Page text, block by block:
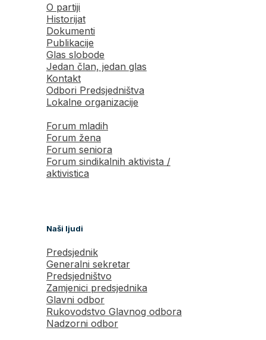
O partiji
Historijat
Dokumenti
Publikacije
Glas slobode
Jedan član, jedan glas
Kontakt
Odbori Predsjedništva
Lokalne organizacije
Forum mladih
Forum žena
Forum seniora
Forum sindikalnih aktivista /
aktivistica
Naši ljudi
Predsjednik
Generalni sekretar
Predsjedništvo
Zamjenici predsjednika
Glavni odbor
Rukovodstvo Glavnog odbora
Nadzorni odbor